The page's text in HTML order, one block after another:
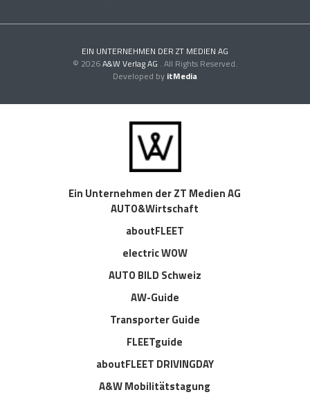
EIN UNTERNEHMEN DER ZT MEDIEN AG
© 2026A&W Verlag AG . All Rights Reserved.
Developed by itMedia
Ein Unternehmen der ZT Medien AG
AUTO&Wirtschaft
aboutFLEET
electric WOW
AUTO BILD Schweiz
AW-Guide
Transporter Guide
FLEETguide
aboutFLEET DRIVINGDAY
A&W Mobilitätstagung